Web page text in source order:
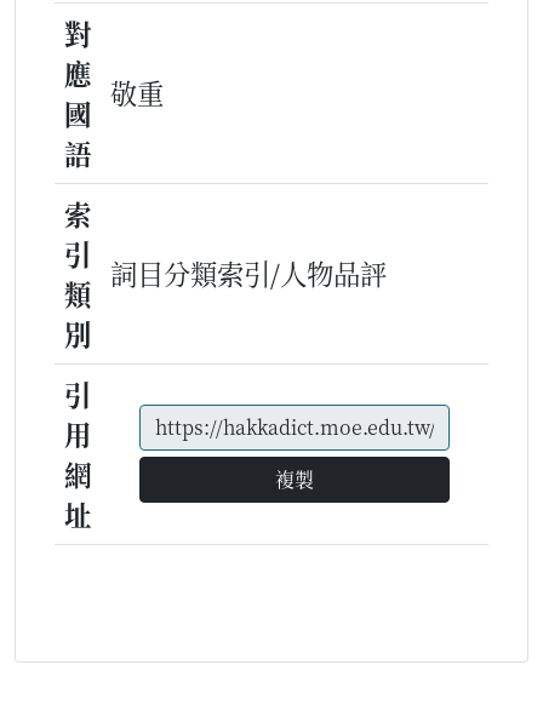
對
應
國
語
敬重
索
引
類
別
詞目分類索引/人物品評
引
用
網
址
複製